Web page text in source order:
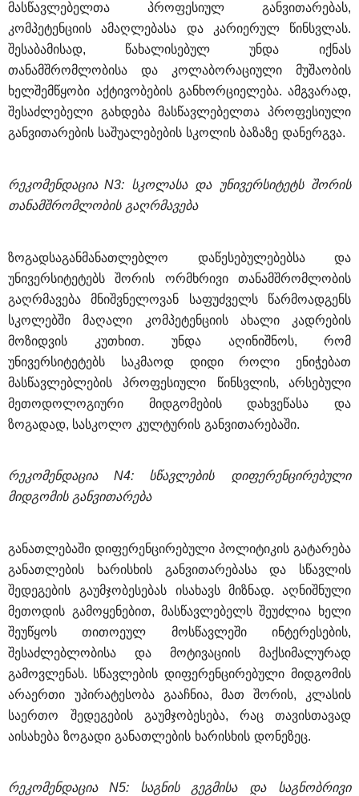
მასწავლებელთა
პროფესიულ განვითარებას
კომპეტენციის
ამაღლებასა და კარიერულ წინსვლას
შესაბამისად, წახალისებულ უნდა
იქნას
თანამშრომლობისა
და კოლაბორაციული
მუშაობის
ხელშემწყობი აქტივობების განხორციელება. ამგვარად
შესაძლებელი გახდება მასწავლებელთა პროფესიული
განვითარების საშუალებების სკოლის ბაზაზე დანერგვა.
რეკომენდაცია N3: სკოლასა და უნივერსიტეტს
შორის
თანამშრომლობის გაღრმავება
ზოგადსაგანმანათლებლო დაწესებულებებსა
და
უნივერსიტეტებს
შორის ორმხრივი
თანამშრომლობის
გაღრმავება
მნიშვნელოვან საფუძველს
წარმოადგენს
სკოლებში
მაღალი კომპეტენციის ახალი
კადრების
მოზიდვის
კუთხით. უნდა აღინიშნოს, რომ
უნივერსიტეტებს
საკმაოდ დიდი როლი
ენიჭებათ
მასწავლებლების
პროფესიული წინსვლის, არსებული
მეთოდოლოგიური
მიდგომების დახვეწასა
და
ზოგადად, სასკოლო კულტურის განვითარებაში.
რეკომენდაცია N4: სწავლების
დიფერენცირებული
მიდგომის განვითარება
განათლებაში დიფერენცირებული პოლიტიკის გატარება
განათლების
ხარისხის განვითარებასა და
სწავლის
შედეგების
გაუმჯობესებას ისახავს მიზნად. აღნიშნული
მეთოდის გამოყენებით, მასწავლებელს შეუძლია ხელი
შეუწყოს
თითოეულ მოსწავლეში ინტერესების
შესაძლებლობისა
და მოტივაციის
მაქსიმალურად
გამოვლენას. სწავლების დიფერენცირებული მიდგომის
არაერთი
უპირატესობა გააჩნია, მათ შორის, კლასის
საერთო
შედეგების გაუმჯობესება, რაც
თავისთავად
აისახება ზოგადი განათლების ხარისხის დონეზეც.
რეკომენდაცია N5: საგნის გეგმისა და
საგნობრივი